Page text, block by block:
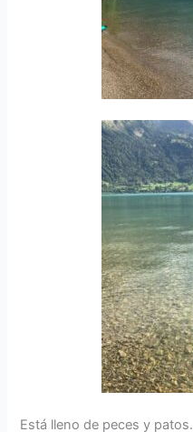
Está lleno de peces y patos.